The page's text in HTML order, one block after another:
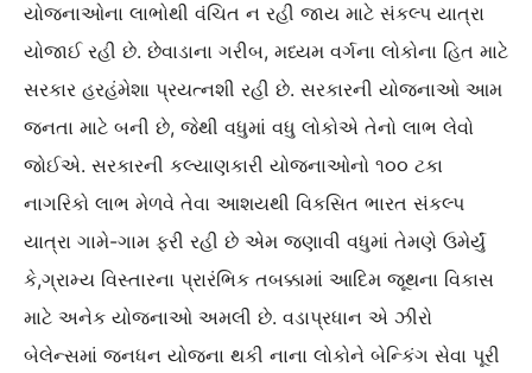
યોજનાઓના લાભોથી વંચિત ન રહી જાય માટે સંકલ્પ યાત્રા
યોજાઈ રહી છે. છેવાડાના ગરીબ, મધ્યમ વર્ગના લોકોના હિત માટે
સરકાર હરહંમેશા પ્રયત્નશી રહી છે. સરકારની યોજનાઓ આમ
જનતા માટે બની છે, જેથી વધુમાં વધુ લોકોએ તેનો લાભ લેવો
જોઈએ. સરકારની કલ્યાણકારી યોજનાઓનો ૧૦૦ ટકા
નાગરિકો લાભ મેળવે તેવા આશયથી વિકસિત ભારત સંકલ્પ
યાત્રા ગામે-ગામ ફરી રહી છે એમ જણાવી વધુમાં તેમણે ઉમેર્યું
કે,ગ્રામ્ય વિસ્તારના પ્રારંભિક તબક્કામાં આદિમ જૂથના વિકાસ
માટે અનેક યોજનાઓ અમલી છે. વડાપ્રધાન એ ઝીરો
બેલેન્સમાં જનધન યોજના થકી નાના લોકોને બેન્કિંગ સેવા પૂરી